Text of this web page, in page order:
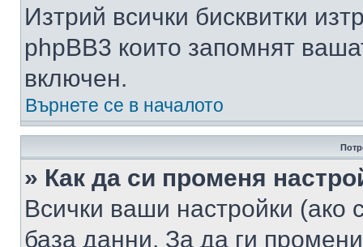
Изтрий всички бисквитки
phpBB3 които запомнят
включен.
Върнете се в началото
» Как да си променя
Всички ваши настройки (ако
база данни. За да ги